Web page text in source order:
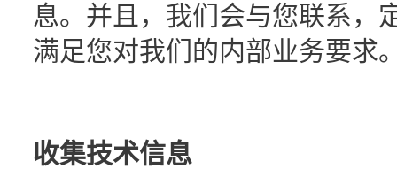
息。并且，我们会与您联系，
满足您对我们的内部业务要求
收集技术信息